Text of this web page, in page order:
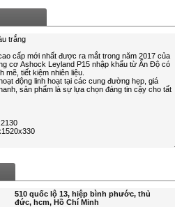
510 quốc lộ 13, hiệp bình phước, thủ
đức, hcm, Hồ Chí Minh